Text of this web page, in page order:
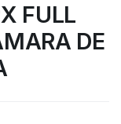
FULL
DE